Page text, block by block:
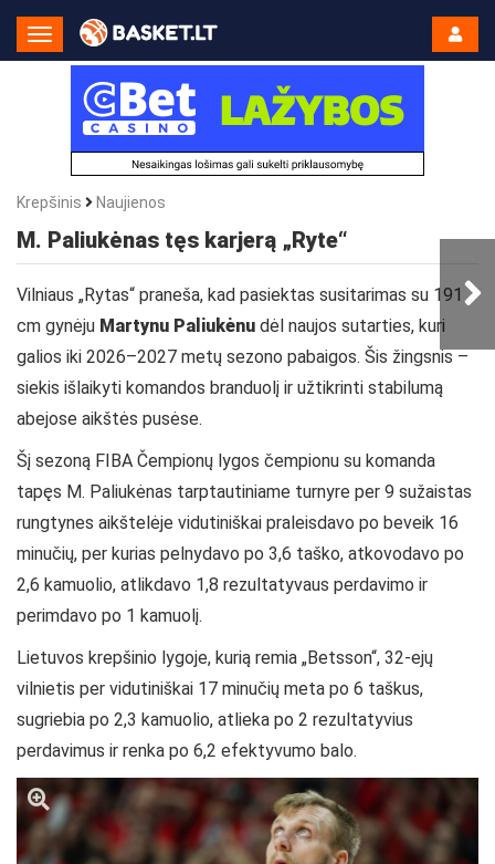
Toggle
Navigation
Krepšinis Naujienos
M. Paliukėnas tęs karjerą „Ryte“
Vilniaus „Rytas“ praneša, kad pasiektas susitarimas su 191
cm gynėju Martynu Paliukėnu dėl naujos sutarties, kuri
galios iki 2026–2027 metų sezono pabaigos. Šis žingsnis –
siekis išlaikyti komandos branduolį ir užtikrinti stabilumą
abejose aikštės pusėse.
Šį sezoną FIBA Čempionų lygos čempionu su komanda
tapęs M. Paliukėnas tarptautiniame turnyre per 9 sužaistas
rungtynes aikštelėje vidutiniškai praleisdavo po beveik 16
minučių, per kurias pelnydavo po 3,6 taško, atkovodavo po
2,6 kamuolio, atlikdavo 1,8 rezultatyvaus perdavimo ir
perimdavo po 1 kamuolį.
Lietuvos krepšinio lygoje, kurią remia „Betsson“, 32-ejų
vilnietis per vidutiniškai 17 minučių meta po 6 taškus,
sugriebia po 2,3 kamuolio, atlieka po 2 rezultatyvius
perdavimus ir renka po 6,2 efektyvumo balo.